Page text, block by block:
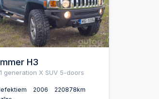
H3
generation X SUV 5-doors
2006
220878km